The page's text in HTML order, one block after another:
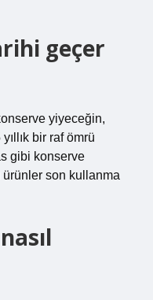
geçer
yiyeceğin,
bir raf ömrü
gibi konserve
ürünler son kullanma